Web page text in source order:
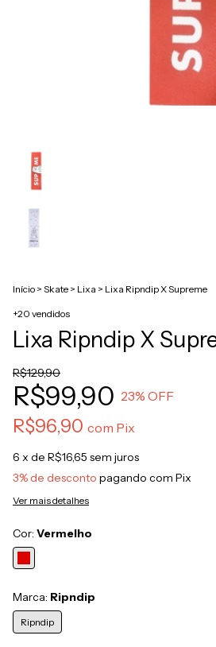
Início > Skate > Lixa > Lixa Ripndip X Supreme
+20 vendidos
Lixa Ripndip X
R$129,90
R$99,90 23% OFF
R$96,90 com Pix
6 x de R$16,65 sem juros
3% de desconto pagando com Pix
Ver mais detalhes
Cor: Vermelho
Marca: Ripndip
Ripndip